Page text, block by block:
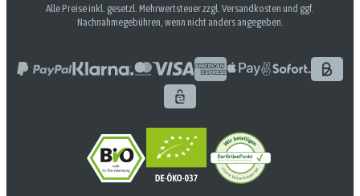
Alle Preise inkl. gesetzl. Mehrwertsteuer zzgl. Versandkosten und ggf.
Nachnahmegebühren, wenn nicht anders angegeben.